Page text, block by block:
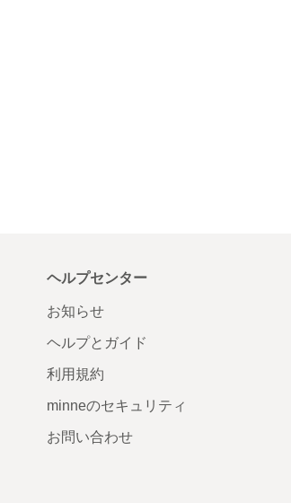
ヘルプセンター
お知らせ
ヘルプとガイド
利用規約
minneのセキュリティ
お問い合わせ